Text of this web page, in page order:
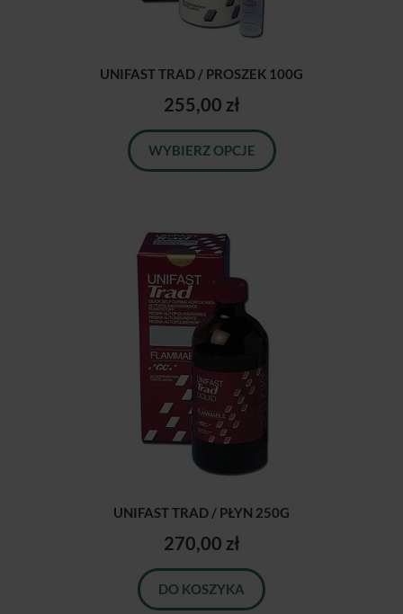
UNIFAST TRAD / PROSZEK 100G
255,00 zł
WYBIERZ OPCJE
UNIFAST TRAD / PŁYN 250G
270,00 zł
DO KOSZYKA